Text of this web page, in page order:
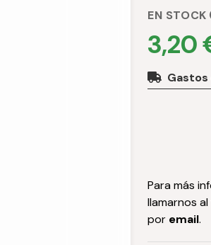
EN STOCK
3,20
Para más
llamarnos
por email.